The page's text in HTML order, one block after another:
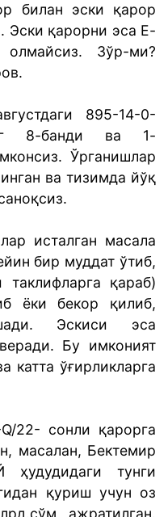
билан эски қарор
Эски қарорни эса E-
Зўр-ми?
895-14-0-
8-банди ва 1-
Ўрганишлар
ва тизимда йўқ
исталган масала
бир муддат ўтиб,
таклифларга қараб)
ёки бекор қилиб,
Эскиси эса
Бу имконият
катта ўғирликларга
22- сонли қарорга
масалан, Бектемир
тунги
қуриш учун оз
ажратилган.